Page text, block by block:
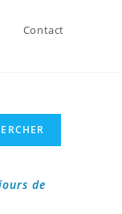
Contact
de